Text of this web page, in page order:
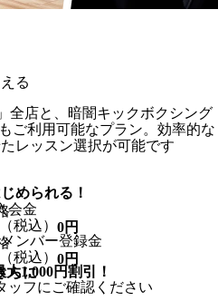
る
全店と、暗闇キックボクシング
ご利用可能なプラン。効率的な
レッスン選択が可能です
められる！
会金
（税込） 0円
ンバー登録金
（税込） 0円
らに
大1,000円割引！
フにご確認ください